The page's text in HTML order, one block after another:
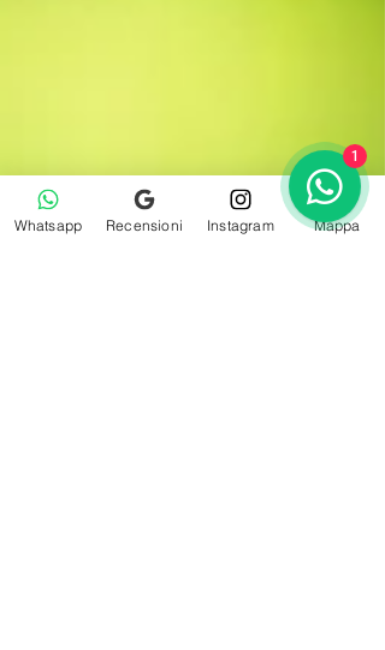
Whatsapp Recensioni Instagram Mappa
1